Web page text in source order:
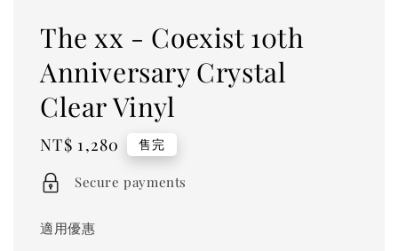
The xx - Coexist 10th
Anniversary Crystal
Clear Vinyl
Regular
price
NT$ 1,280 售完
Secure payments
適用優惠